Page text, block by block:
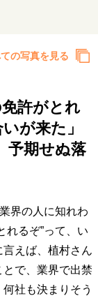
20代の現在地
トナーとの歩み方
生モノの愛用品
ジ
の写真を見る
免許がとれ
が来た」
予期せぬ落
界の人に知れわ
れるぞ”って、い
えば、植村さん
で、業界で出禁
社も決まりそう